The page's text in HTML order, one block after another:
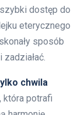
dostęp do
eterycznego
sposób
zadziałać.
chwila
która potrafi